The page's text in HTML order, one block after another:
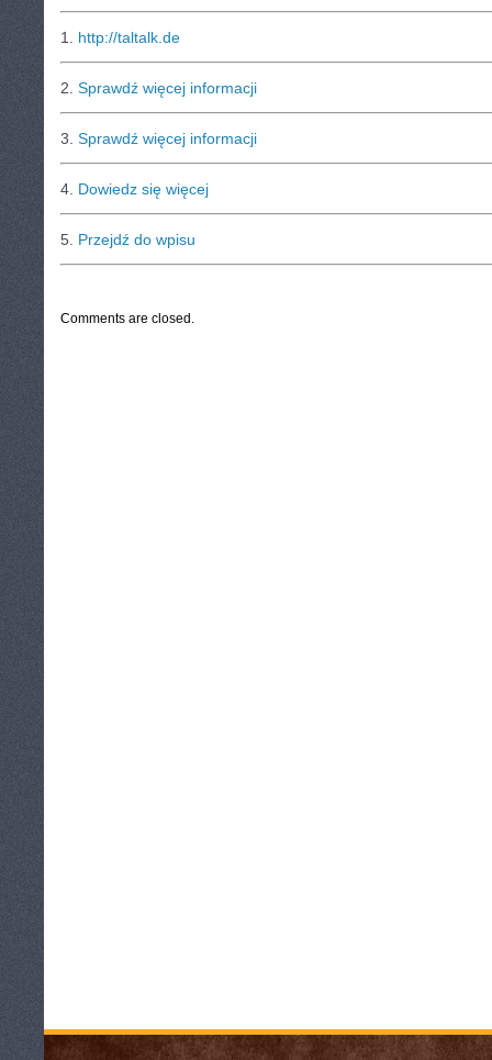
1. http://taltalk.de
2. Sprawdź więcej informacji
3. Sprawdź więcej informacji
4. Dowiedz się więcej
5. Przejdź do wpisu
Comments are closed.